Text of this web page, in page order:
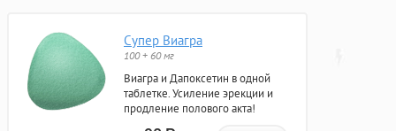
Супер Виагра
100 + 60 мг
Виагра и Дапоксетин в одной
таблетке. Усиление эрекции и
продление полового акта!